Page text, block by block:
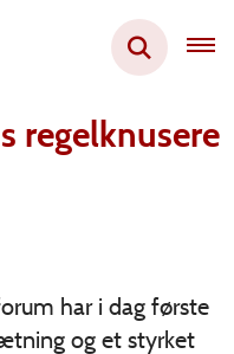
regelknusere
har i dag første
og et styrket